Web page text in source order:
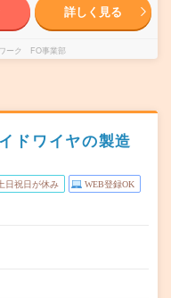
詳しく見る
ーク FO事業部
ドワイヤの製造
日祝日が休み WEB登録OK